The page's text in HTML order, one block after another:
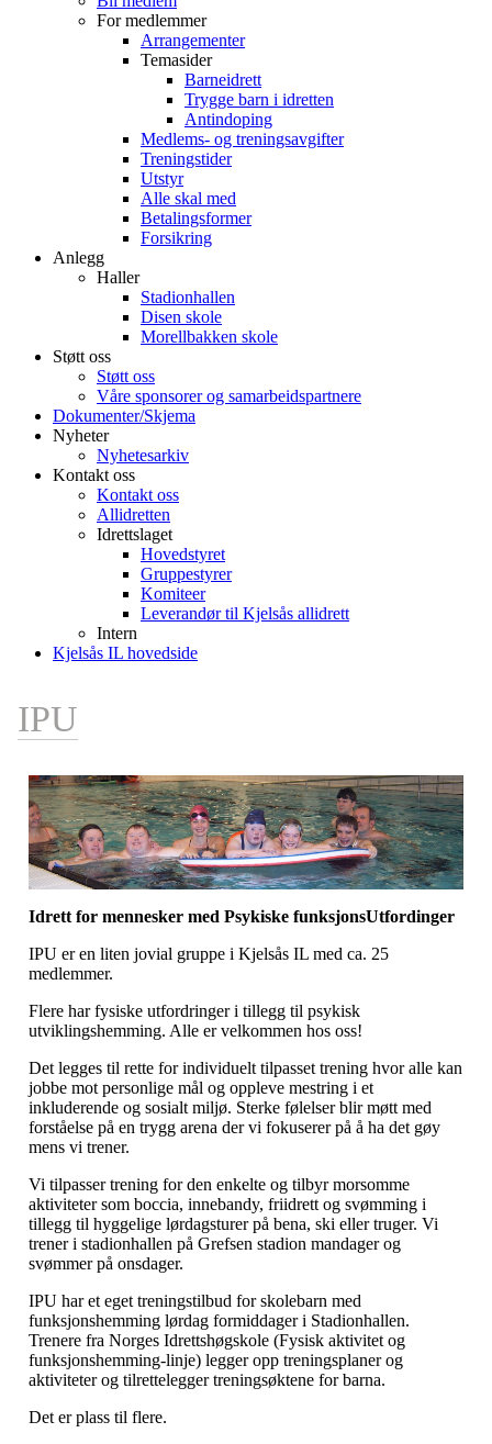
For medlemmer
Arrangementer
Temasider
Barneidrett
Trygge barn i idretten
Antindoping
Medlems- og treningsavgifter
Treningstider
Utstyr
Alle skal med
Betalingsformer
Forsikring
Anlegg
Haller
Stadionhallen
Disen skole
Morellbakken skole
Støtt oss
Støtt oss
Våre sponsorer og samarbeidspartnere
Dokumenter/Skjema
Nyheter
Nyhetesarkiv
Kontakt oss
Kontakt oss
Allidretten
Idrettslaget
Hovedstyret
Gruppestyrer
Komiteer
Leverandør til Kjelsås allidrett
Intern
Kjelsås IL hovedside
IPU
Idrett for mennesker med Psykiske funksjonsUtfordinger
IPU er en liten jovial gruppe i Kjelsås IL med ca. 25
medlemmer.
Flere har fysiske utfordringer i tillegg til psykisk
utviklingshemming. Alle er velkommen hos oss!
Det legges til rette for individuelt tilpasset trening hvor alle kan
jobbe mot personlige mål og oppleve mestring i et
inkluderende og sosialt miljø. Sterke følelser blir møtt med
forståelse på en trygg arena der vi fokuserer på å ha det gøy
mens vi trener.
Vi tilpasser trening for den enkelte og tilbyr morsomme
aktiviteter som boccia, innebandy, friidrett og svømming i
tillegg til hyggelige lørdagsturer på bena, ski eller truger. Vi
trener i stadionhallen på Grefsen stadion mandager og
svømmer på onsdager.
IPU har et eget treningstilbud for skolebarn med
funksjonshemming lørdag formiddager i Stadionhallen.
Trenere fra Norges Idrettshøgskole (Fysisk aktivitet og
funksjonshemming-linje) legger opp treningsplaner og
aktiviteter og tilrettelegger treningsøktene for barna.
Det er plass til flere.